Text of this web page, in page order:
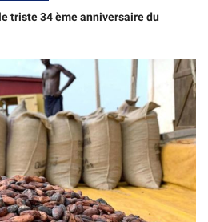
triste 34 ème anniversaire du